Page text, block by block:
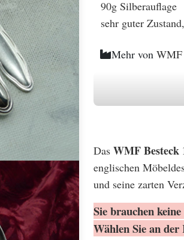
90g Silberauflage
sehr guter
Mehr von WMF
Das WMF Besteck
englischen
und seine zarten
Sie brauchen
Wählen Sie an der